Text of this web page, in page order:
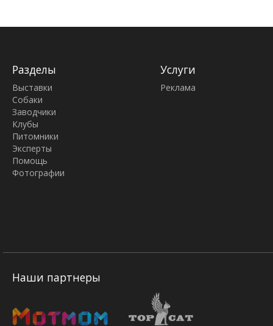
Разделы
Выставки
Собаки
Заводчики
Клубы
Питомники
Эксперты
Помощь
Фотографии
Услуги
Реклама
Наши партнеры